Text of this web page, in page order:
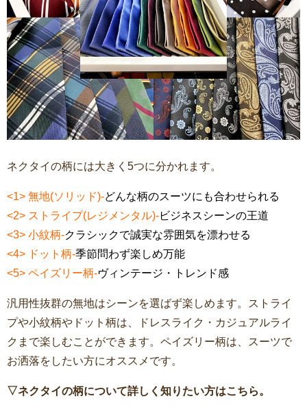
ネクタイの柄には大きく5つに分かれます。
<1> 無地(ソリッド)-どんな柄のスーツにも合わせられる
<2> ストライプ(レジメンタル)-ビジネスシーンの王道
<3> 小紋柄-クラシックで誠実な雰囲気を漂わせる
<4> ドット柄-季節問わず楽しめ万能
<5> ペイズリー柄-ヴィンテージ・トレンド感
汎用性抜群の無地はシーンを選ばず楽しめます。ストライ
プや小紋柄やドット柄は、ドレスライク・カジュアルライ
クまで楽しむことができます。ペイズリー柄は、スーツで
お洒落をしたい方にオススメです。
▽ネクタイの柄について詳しく知りたい方はこちら。